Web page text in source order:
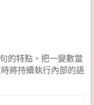
的特點。把一變數當
將持續執行內部的語